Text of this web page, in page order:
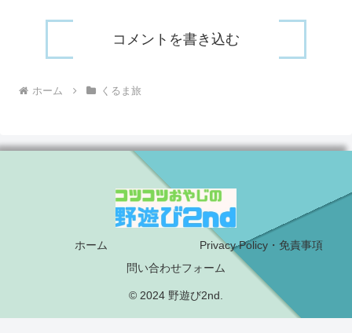
コメントを書き込む
ホーム くるま旅
ホーム
Privacy Policy・免責事項
問い合わせフォーム
© 2024 野遊び2nd.